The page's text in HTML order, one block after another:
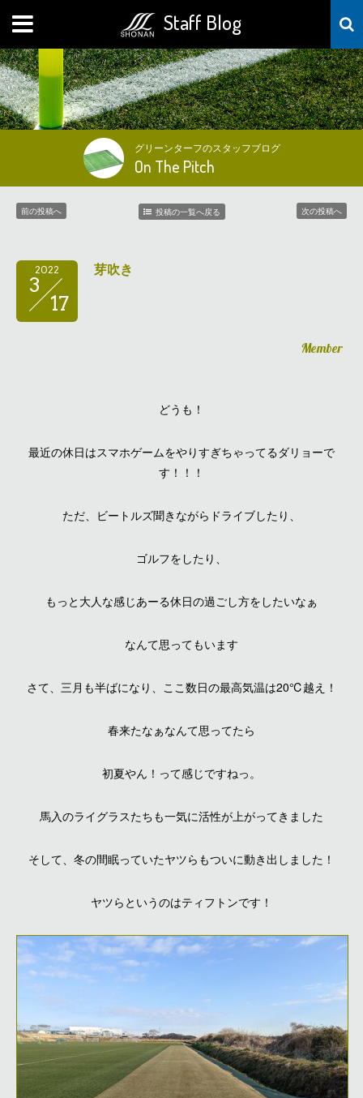
Staff Blog
MENU
グリーンターフのスタッフブログ
On The Pitch
前の投稿へ 投稿の一覧へ戻る 次の投稿へ
2022
3
17
芽吹き
Member
どうも！
最近の休日はスマホゲームをやりすぎちゃってるダリョーで
す！！！
ただ、ビートルズ聞きながらドライブしたり、
ゴルフをしたり、
もっと大人な感じあーる休日の過ごし方をしたいなぁ
なんて思ってもいます
さて、三月も半ばになり、ここ数日の最高気温は20℃越え！
春来たなぁなんて思ってたら
初夏やん！って感じですねっ。
馬入のライグラスたちも一気に活性が上がってきました
そして、冬の間眠っていたヤツらもついに動き出しました！
ヤツらというのはティフトンです！